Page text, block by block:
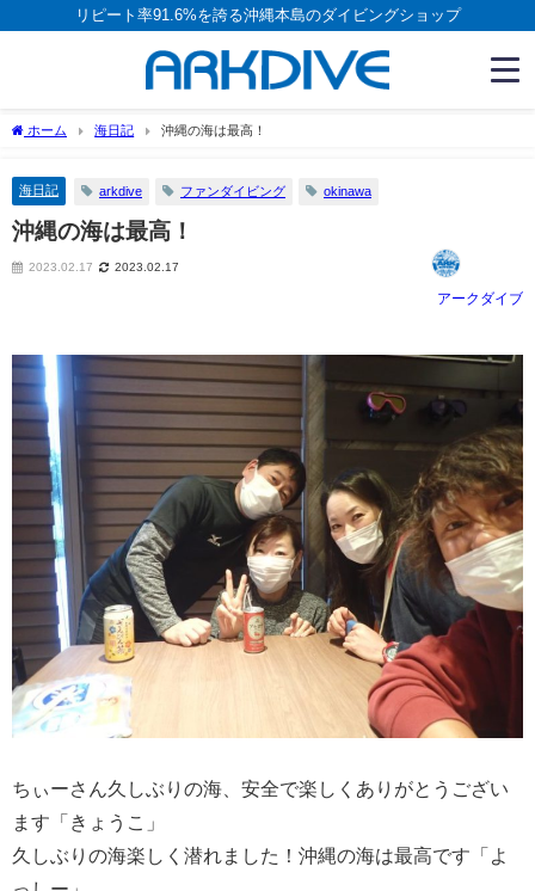
リピート率91.6%を誇る沖縄本島のダイビングショップ
ホーム 海日記 沖縄の海は最高！
海日記 arkdive ファンダイビング okinawa
沖縄の海は最高！
2023.02.17 2023.02.17
アークダイブ
ちぃーさん久しぶりの海、安全で楽しくありがとうござい
ます「きょうこ」
久しぶりの海楽しく潜れました！沖縄の海は最高です「よ